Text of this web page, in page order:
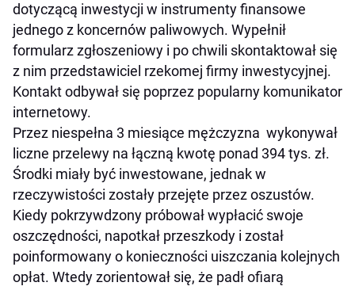
dotyczącą inwestycji w instrumenty finansowe
jednego z koncernów paliwowych. Wypełnił
formularz zgłoszeniowy i po chwili skontaktował się
z nim przedstawiciel rzekomej firmy inwestycyjnej.
Kontakt odbywał się poprzez popularny komunikator
internetowy.
Przez niespełna 3 miesiące mężczyzna wykonywał
liczne przelewy na łączną kwotę ponad 394 tys. zł.
Środki miały być inwestowane, jednak w
rzeczywistości zostały przejęte przez oszustów.
Kiedy pokrzywdzony próbował wypłacić swoje
oszczędności, napotkał przeszkody i został
poinformowany o konieczności uiszczania kolejnych
opłat. Wtedy zorientował się, że padł ofiarą